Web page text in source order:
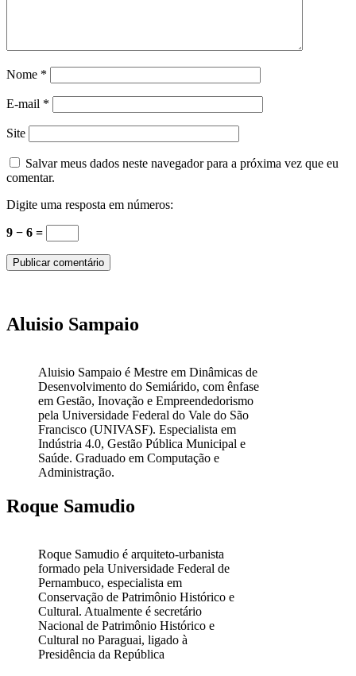
Nome *
E-mail *
Site
Salvar meus dados neste navegador para a próxima vez que eu
comentar.
Digite uma resposta em números:
9 − 6 =
Aluisio Sampaio
Aluisio Sampaio é Mestre em Dinâmicas de
Desenvolvimento do Semiárido, com ênfase
em Gestão, Inovação e Empreendedorismo
pela Universidade Federal do Vale do São
Francisco (UNIVASF). Especialista em
Indústria 4.0, Gestão Pública Municipal e
Saúde. Graduado em Computação e
Administração.
Roque Samudio
Roque Samudio é arquiteto-urbanista
formado pela Universidade Federal de
Pernambuco, especialista em
Conservação de Patrimônio Histórico e
Cultural. Atualmente é secretário
Nacional de Patrimônio Histórico e
Cultural no Paraguai, ligado à
Presidência da República